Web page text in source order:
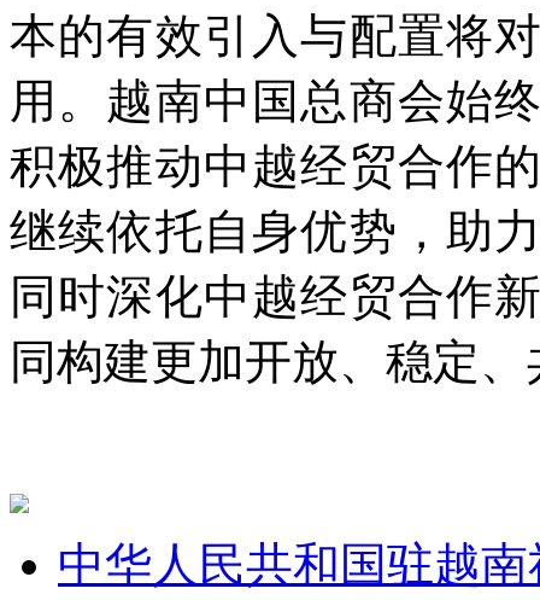
本的有效引入与配置将
用。越南中国总商会始
积极推动中越经贸合作
继续依托自身优势，助
同时深化中越经贸合作
同构建更加开放、稳定
中华人民共和国驻越